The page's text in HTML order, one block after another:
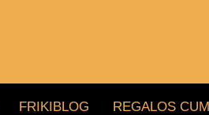
FRIKIBLOG REGALOS